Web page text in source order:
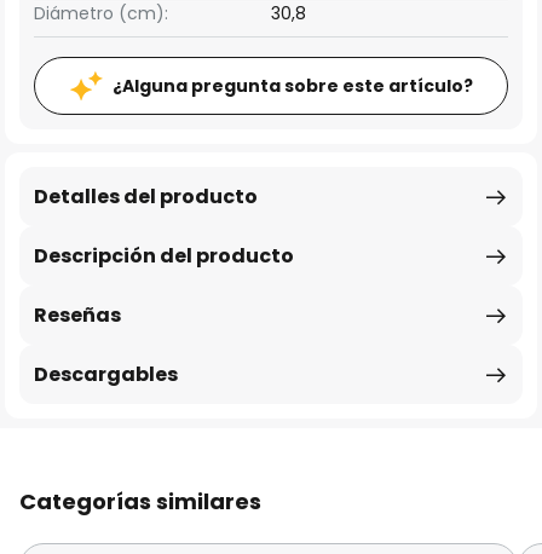
Diámetro (cm):
30,8
¿Alguna pregunta sobre este artículo?
Descripción del producto
Detalles del producto
Reseñas
Descargables
Categorías similares